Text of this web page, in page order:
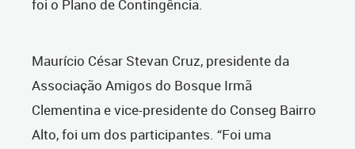
foi o Plano de Contingência.
Maurício César Stevan Cruz, presidente da
Associação Amigos do Bosque Irmã
Clementina e vice-presidente do Conseg Bairro
Alto, foi um dos participantes. “Foi uma